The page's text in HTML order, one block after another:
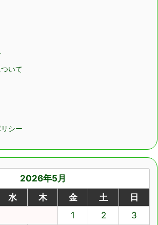
いて
シー
2026年5月
水 木 金 土
日
1
2
3